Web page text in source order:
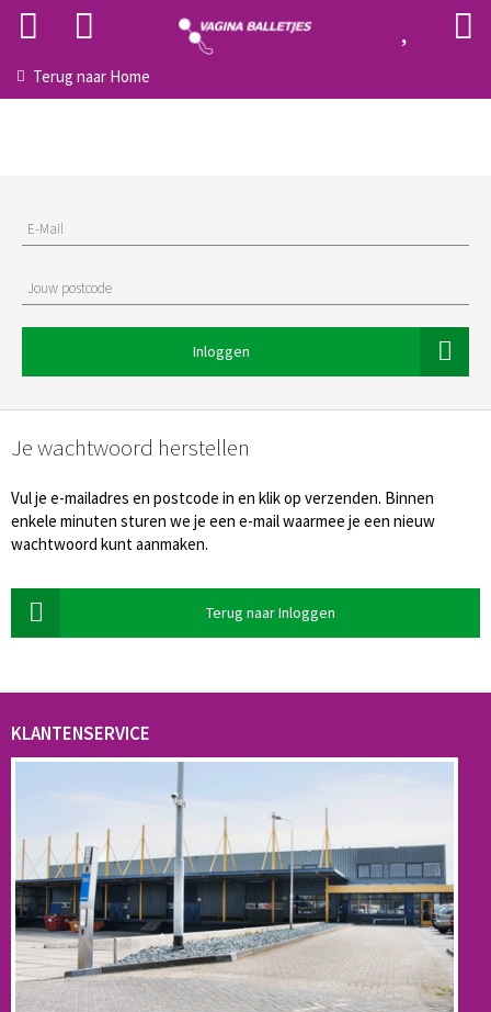
Terug naar Home
E-Mail
Jouw postcode
Inloggen
Je wachtwoord herstellen
Vul je e-mailadres en postcode in en klik op verzenden. Binnen
enkele minuten sturen we je een e-mail waarmee je een nieuw
wachtwoord kunt aanmaken.
Terug naar Inloggen
KLANTENSERVICE